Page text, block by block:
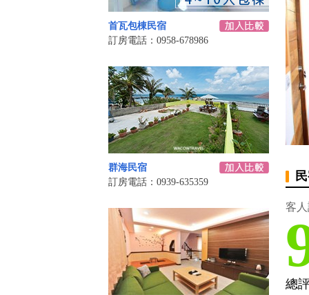
首瓦包棟民宿
訂房電話：0958-678986
群海民宿
訂房電話：0939-635359
客
總